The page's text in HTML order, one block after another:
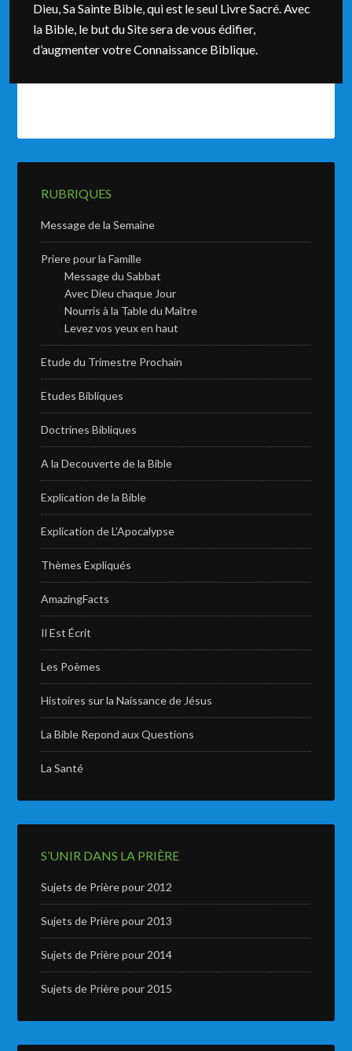
Dieu, Sa Sainte Bible, qui est le seul Livre Sacré. Avec
la Bible, le but du Site sera de vous édifier,
d’augmenter votre Connaissance Biblique.
RUBRIQUES
Message de la Semaine
Priere pour la Famille
Message du Sabbat
Avec Dieu chaque Jour
Nourris à la Table du Maître
Levez vos yeux en haut
Etude du Trimestre Prochain
Etudes Bibliques
Doctrines Bibliques
A la Decouverte de la Bible
Explication de la Bible
Explication de L’Apocalypse
Thèmes Expliqués
AmazingFacts
Il Est Écrit
Les Poèmes
Histoires sur la Naissance de Jésus
La Bible Repond aux Questions
La Santé
S’UNIR DANS LA PRIÈRE
Sujets de Prière pour 2012
Sujets de Prière pour 2013
Sujets de Prière pour 2014
Sujets de Prière pour 2015